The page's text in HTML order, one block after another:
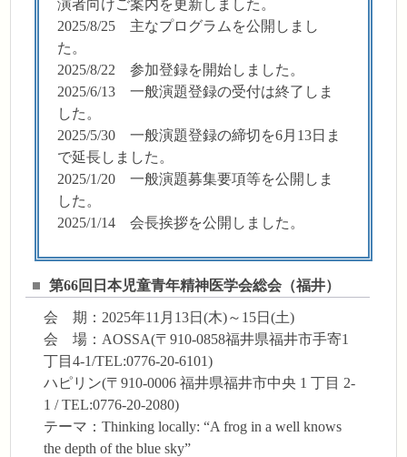
演者向けご案内を更新しました。
2025/8/25 主なプログラムを公開しまし
た。
2025/8/22 参加登録を開始しました。
2025/6/13 一般演題登録の受付は終了しま
した。
2025/5/30 一般演題登録の締切を6月13日ま
で延長しました。
2025/1/20 一般演題募集要項等を公開しま
した。
2025/1/14 会長挨拶を公開しました。
第66回日本児童青年精神医学会総会（福井）
会 期：2025年11月13日(木)～15日(土)
会 場：AOSSA(〒910-0858福井県福井市手寄1
丁目4-1/TEL:0776-20-6101)
ハピリン(〒910-0006 福井県福井市中央 1 丁目 2-
1 / TEL:0776-20-2080)
テーマ：Thinking locally: “A frog in a well knows
the depth of the blue sky”